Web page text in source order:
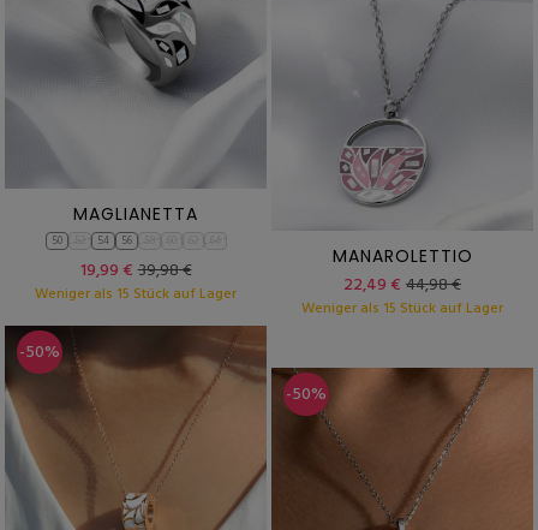
MAGLIANETTA
50 54 56
19,99 €39,98 €
Weniger als 15 Stück auf Lager
MANAROLETTIO
22,49 € 44,98 €
Weniger als 15 Stück auf Lager
-50%
-50%